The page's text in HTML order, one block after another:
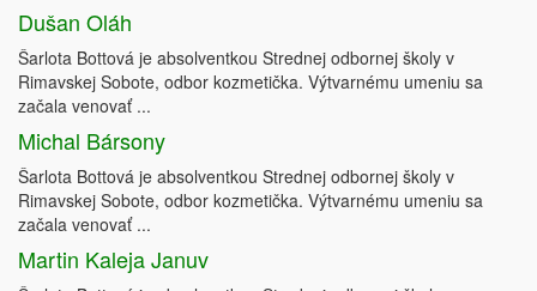
Dušan Oláh
Šarlota Bottová je absolventkou Strednej odbornej školy v
Rimavskej Sobote, odbor kozmetička. Výtvarnému umeniu sa
začala venovať ...
Michal Bársony
Šarlota Bottová je absolventkou Strednej odbornej školy v
Rimavskej Sobote, odbor kozmetička. Výtvarnému umeniu sa
začala venovať ...
Martin Kaleja Januv